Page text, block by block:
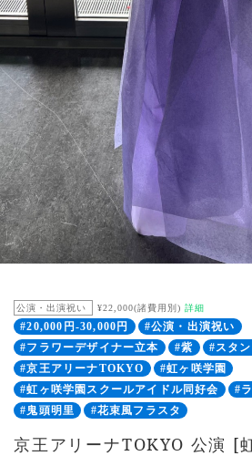
公演・出演祝い ¥22,000(諸費用別) 詳細
#20,000円-30,000円
#公演・出演祝い
#フラワーデザイナー立本
#紫 #スタ
#京王アリーナTOKYO
#虹ヶ咲学園
#虹ヶ咲学園スクールアイドル同好会
#
#鬼頭明里
#花束風フラスタ
京王アリーナTOKYO 公演 [